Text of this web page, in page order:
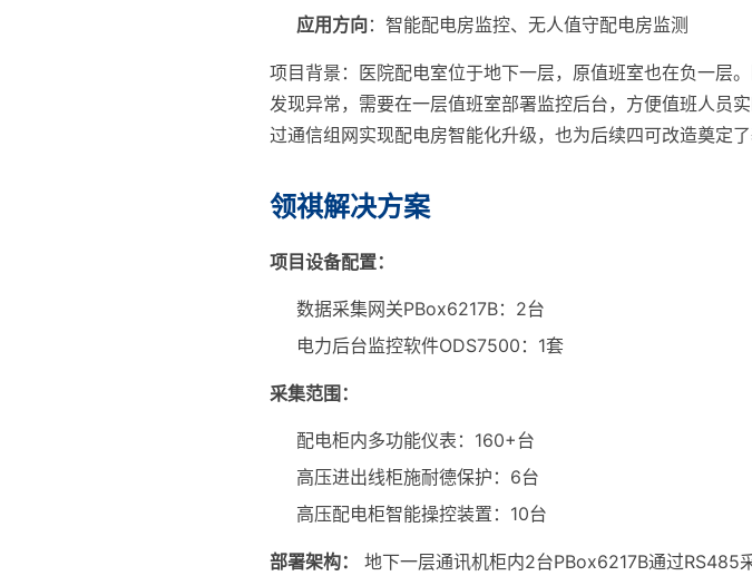
应用方向：智能配电房监控、无人值守配电房监测
项目背景：医院配电室位于地下一层，原值班室也在负一层
发现异常，需要在一层值班室部署监控后台，方便值班人员
过通信组网实现配电房智能化升级，也为后续四可改造奠定了
领祺解决方案
项目设备配置：
数据采集网关PBox6217B：2台
电力后台监控软件ODS7500：1套
采集范围：
配电柜内多功能仪表：160+台
高压进出线柜施耐德保护：6台
高压配电柜智能操控装置：10台
部署架构：
地下一层通讯机柜内2台PBox6217B通过RS485